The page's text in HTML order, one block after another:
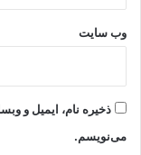
وب‌ سایت
ذخیره نام، ایمیل و
می‌نویسم.